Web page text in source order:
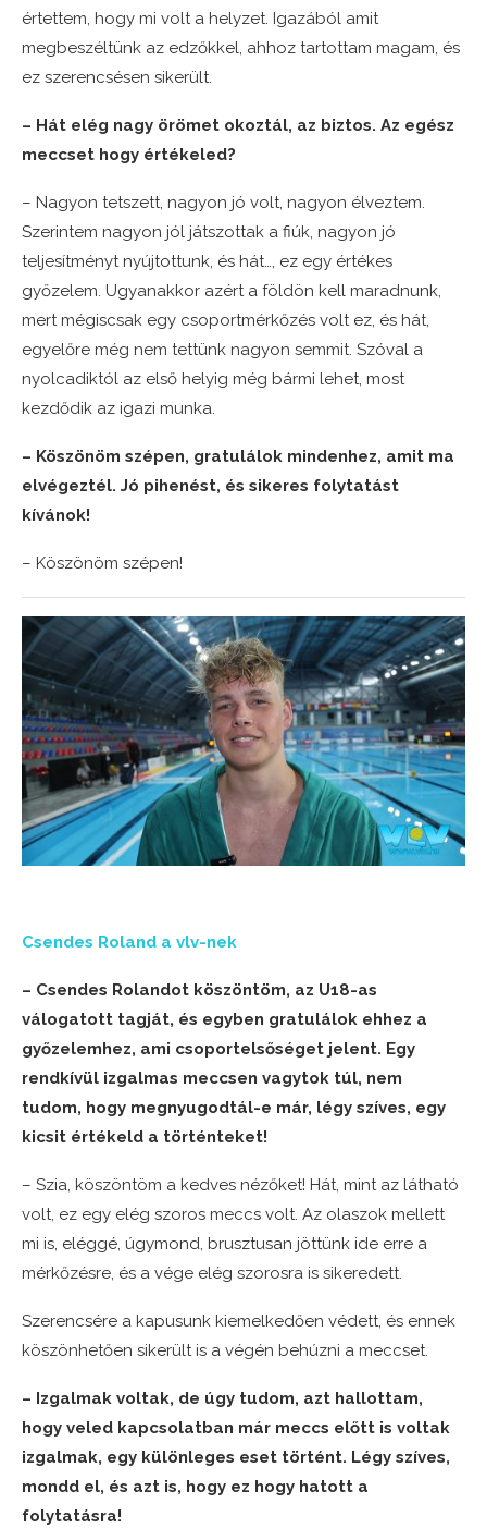
értettem, hogy mi volt a helyzet. Igazából amit
megbeszéltünk az edzőkkel, ahhoz tartottam magam, és
ez szerencsésen sikerült.
– Hát elég nagy örömet okoztál, az biztos. Az egész
meccset hogy értékeled?
– Nagyon tetszett, nagyon jó volt, nagyon élveztem.
Szerintem nagyon jól játszottak a fiúk, nagyon jó
teljesítményt nyújtottunk, és hát…, ez egy értékes
győzelem. Ugyanakkor azért a földön kell maradnunk,
mert mégiscsak egy csoportmérkőzés volt ez, és hát,
egyelőre még nem tettünk nagyon semmit. Szóval a
nyolcadiktól az első helyig még bármi lehet, most
kezdődik az igazi munka.
– Köszönöm szépen, gratulálok mindenhez, amit ma
elvégeztél. Jó pihenést, és sikeres folytatást
kívánok!
– Köszönöm szépen!
Csendes Roland a vlv-nek
– Csendes Rolandot köszöntöm, az U18-as
válogatott tagját, és egyben gratulálok ehhez a
győzelemhez, ami csoportelsőséget jelent. Egy
rendkívül izgalmas meccsen vagytok túl, nem
tudom, hogy megnyugodtál-e már, légy szíves, egy
kicsit értékeld a történteket!
– Szia, köszöntöm a kedves nézőket! Hát, mint az látható
volt, ez egy elég szoros meccs volt. Az olaszok mellett
mi is, eléggé, úgymond, brusztusan jöttünk ide erre a
mérkőzésre, és a vége elég szorosra is sikeredett.
Szerencsére a kapusunk kiemelkedően védett, és ennek
köszönhetően sikerült is a végén behúzni a meccset.
– Izgalmak voltak, de úgy tudom, azt hallottam,
hogy veled kapcsolatban már meccs előtt is voltak
izgalmak, egy különleges eset történt. Légy szíves,
mondd el, és azt is, hogy ez hogy hatott a
folytatásra!